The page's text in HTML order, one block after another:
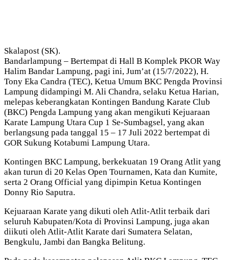
Skalapost (SK).
Bandarlampung – Bertempat di Hall B Komplek PKOR Way
Halim Bandar Lampung, pagi ini, Jum’at (15/7/2022), H.
Tony Eka Candra (TEC), Ketua Umum BKC Pengda Provinsi
Lampung didampingi M. Ali Chandra, selaku Ketua Harian,
melepas keberangkatan Kontingen Bandung Karate Club
(BKC) Pengda Lampung yang akan mengikuti Kejuaraan
Karate Lampung Utara Cup 1 Se-Sumbagsel, yang akan
berlangsung pada tanggal 15 – 17 Juli 2022 bertempat di
GOR Sukung Kotabumi Lampung Utara.
Kontingen BKC Lampung, berkekuatan 19 Orang Atlit yang
akan turun di 20 Kelas Open Tournamen, Kata dan Kumite,
serta 2 Orang Official yang dipimpin Ketua Kontingen
Donny Rio Saputra.
Kejuaraan Karate yang dikuti oleh Atlit-Atlit terbaik dari
seluruh Kabupaten/Kota di Provinsi Lampung, juga akan
diikuti oleh Atlit-Atlit Karate dari Sumatera Selatan,
Bengkulu, Jambi dan Bangka Belitung.